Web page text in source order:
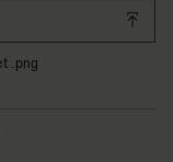
.png